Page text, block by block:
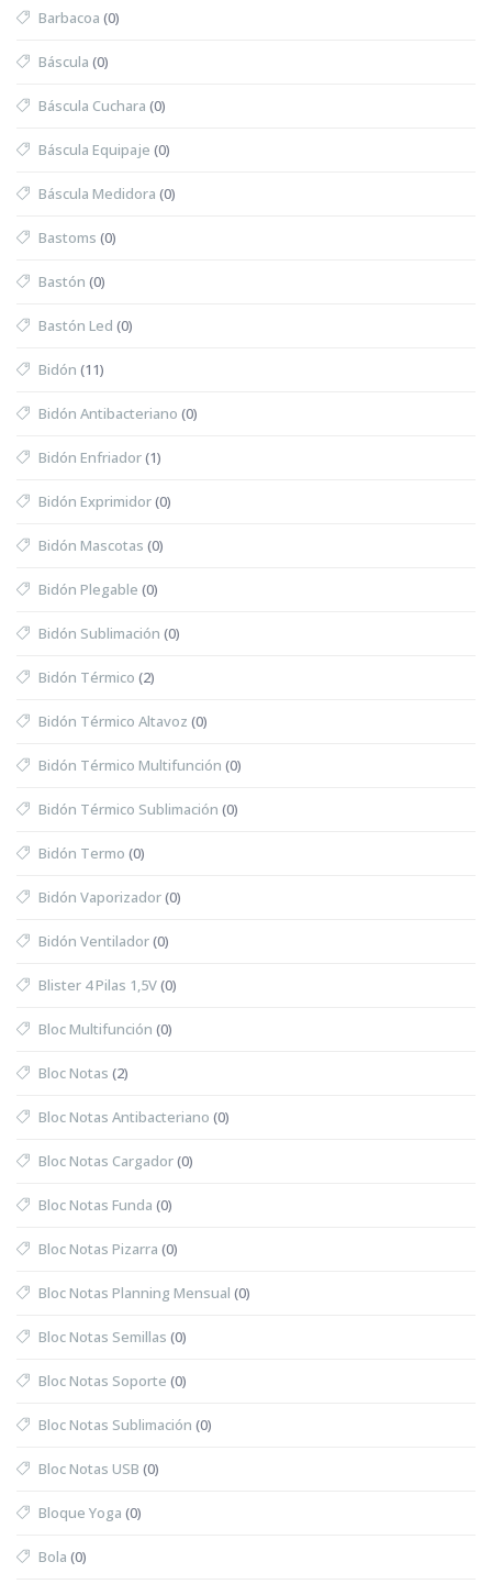
Barbacoa (0)
Báscula (0)
Báscula Cuchara (0)
Báscula Equipaje (0)
Báscula Medidora (0)
Bastoms (0)
Bastón (0)
Bastón Led (0)
Bidón (11)
Bidón Antibacteriano (0)
Bidón Enfriador(1)
Bidón Exprimidor(0)
Bidón Mascotas (0)
Bidón Plegable (0)
Bidón Sublimación (0)
Bidón Térmico (2)
Bidón Térmico Altavoz (0)
Bidón Térmico Multifunción (0)
Bidón Térmico Sublimación (0)
Bidón Termo (0)
Bidón Vaporizador(0)
Bidón Ventilador(0)
Blister 4 Pilas 1,5V(0)
Bloc Multifunción (0)
Bloc Notas (2)
Bloc Notas Antibacteriano (0)
Bloc Notas Cargador(0)
Bloc Notas Funda (0)
Bloc Notas Pizarra (0)
Bloc Notas Planning Mensual (0)
Bloc Notas Semillas (0)
Bloc Notas Soporte (0)
Bloc Notas Sublimación (0)
Bloc Notas USB (0)
Bloque Yoga (0)
Bola (0)